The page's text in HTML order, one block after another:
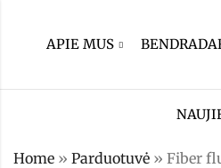
APIE MUS
Home » Parduotuvė » Fiber